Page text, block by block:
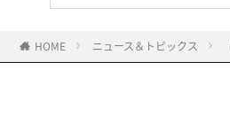
HOME ニュース＆トピックス